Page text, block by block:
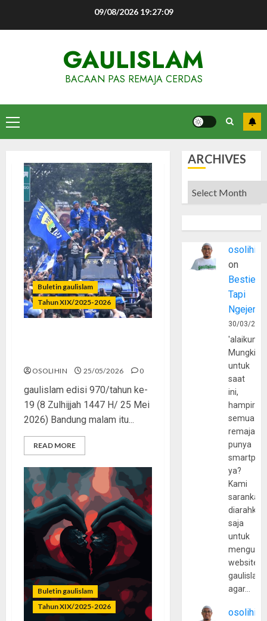
09/08/2026 19:27:10
GAULISLAM
BACAAN PAS REMAJA CERDAS
Primary
Menu
Buletin gaulislam
Tahun XIX/2025-2026
OSOLIHIN 25/05/2026 0
gaulislam edisi 970/tahun ke-
19 (8 Zulhijjah 1447 H/ 25 Mei
2026) Bandung malam itu...
READ MORE
Buletin gaulislam
Tahun XIX/2025-2026
ARCHIVES
Archives
osolihin
on
Bestie
Tapi
30/03/
Mungkin
untuk
saat
ini,
hampir
semua
remaja
punya
ya?
Kami
sarankan,
diarahkan
saja
untuk
website
agar…
osolihin